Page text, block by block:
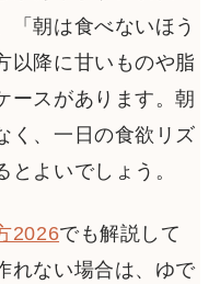
「朝は食べないほう
以降に甘いものや脂
ースがあります。朝
く、一日の食欲リズ
よいでしょう。
2026でも解説して
れない場合は、ゆで